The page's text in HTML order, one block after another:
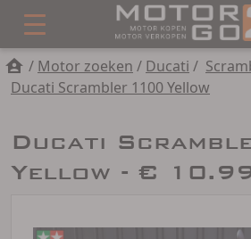
/ Motor zoeken / Ducati /
Ducati Scrambler 1100 Yellow
Ducati
Yellow - €